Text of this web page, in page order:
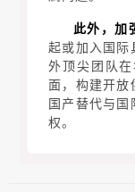
此外，加
起或加入国际
外顶尖团队
面，构建开放
国产替代与
权。